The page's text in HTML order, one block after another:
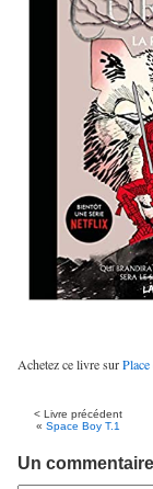
Achetez ce livre sur
< Livre précédent
« Space Boy T.1
Un